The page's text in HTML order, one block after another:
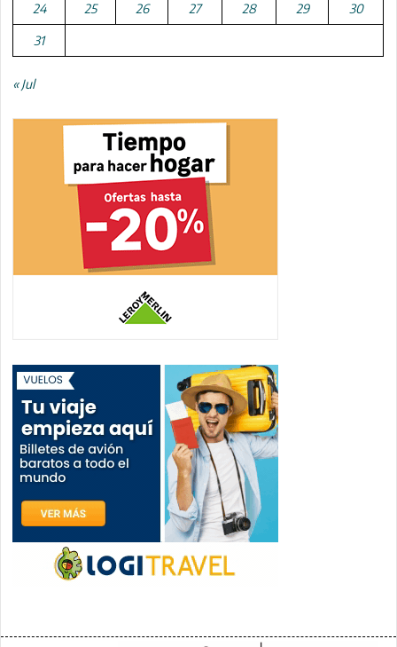
24 25 26 27 28 29 30
31
« Jul